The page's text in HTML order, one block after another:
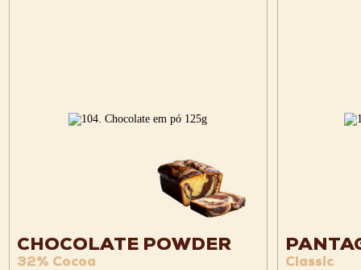
CHOCOLATE POWDER
32% Cocoa Classic